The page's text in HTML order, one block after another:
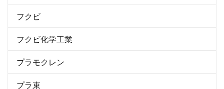
フクビ
フクビ化学工業
プラモクレン
プラ束